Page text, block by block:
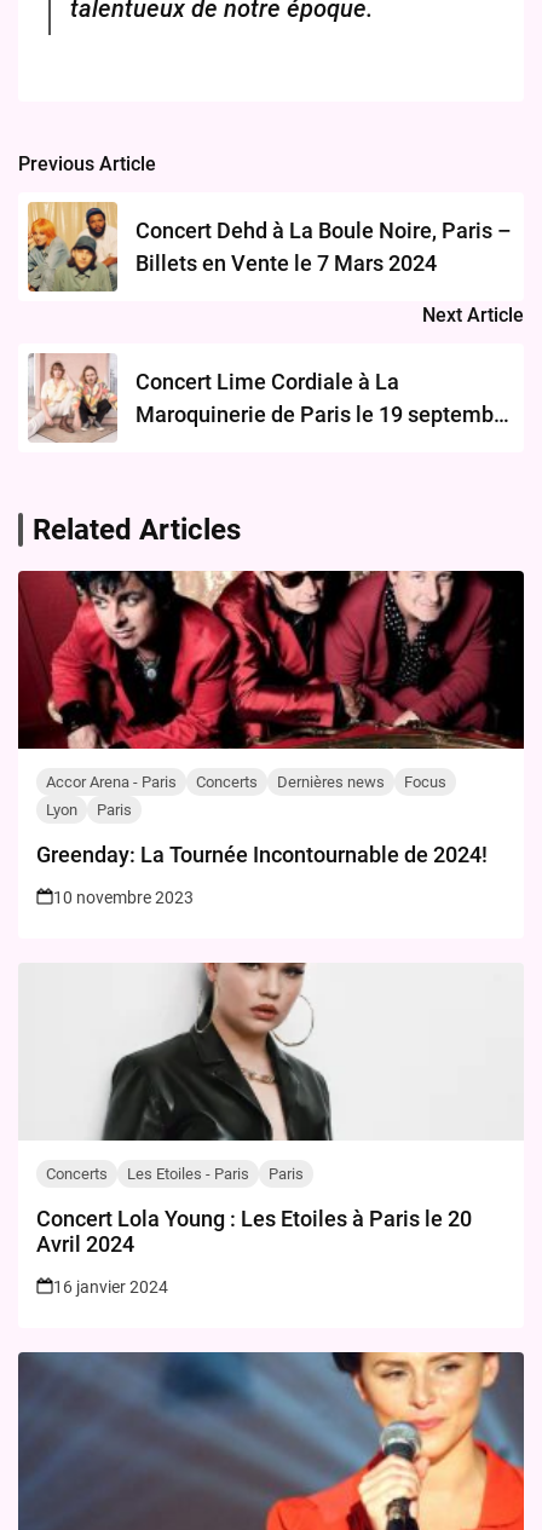
talentueux de notre époque.
Post
navigation
Previous Article
Concert Dehd à La Boule Noire, Paris –
Billets en Vente le 7 Mars 2024
Next Article
Concert Lime Cordiale à La
Maroquinerie de Paris le 19 septembre
Related Articles
Accor Arena - Paris Concerts Dernières news
Focus
Lyon
Paris
Greenday: La Tournée Incontournable de 2024!
10 novembre 2023
Concerts Les Etoiles - Paris Paris
Concert Lola Young : Les Etoiles à Paris le 20
Avril 2024
16 janvier 2024